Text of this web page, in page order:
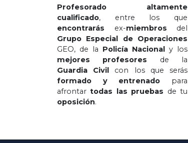
Profesorado altamente
cualificado, entre los que
encontrarás ex-miembros del
Grupo Especial de Operaciones
GEO, de la Policía Nacional y los
mejores profesores de la
Guardia Civil con los que serás
formado y entrenado para
afrontartodas las pruebas de tu
oposición.